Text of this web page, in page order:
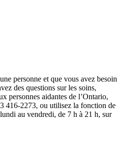
personne et que vous avez besoin
des questions sur les soins,
personnes aidantes de l’Ontario,
416-2273, ou utilisez la fonction de
au vendredi, de 7 h à 21 h, sur